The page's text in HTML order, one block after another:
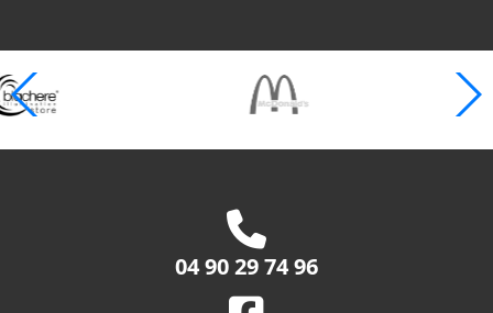
04 90 29 74 96